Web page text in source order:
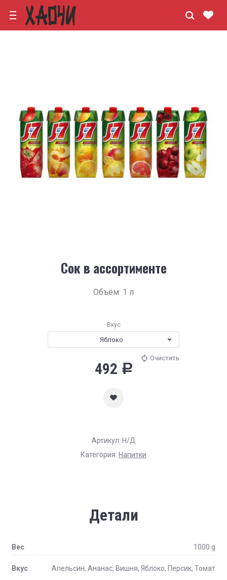
Сок в ассортименте
Объём: 1 л
Вкус
Яблоко
Очистить
492 Р
Артикул: Н/Д
Категория: Напитки
Детали
Вес 1000 g
Вкус Апельсин, Ананас, Вишня, Яблоко, Персик, Томат